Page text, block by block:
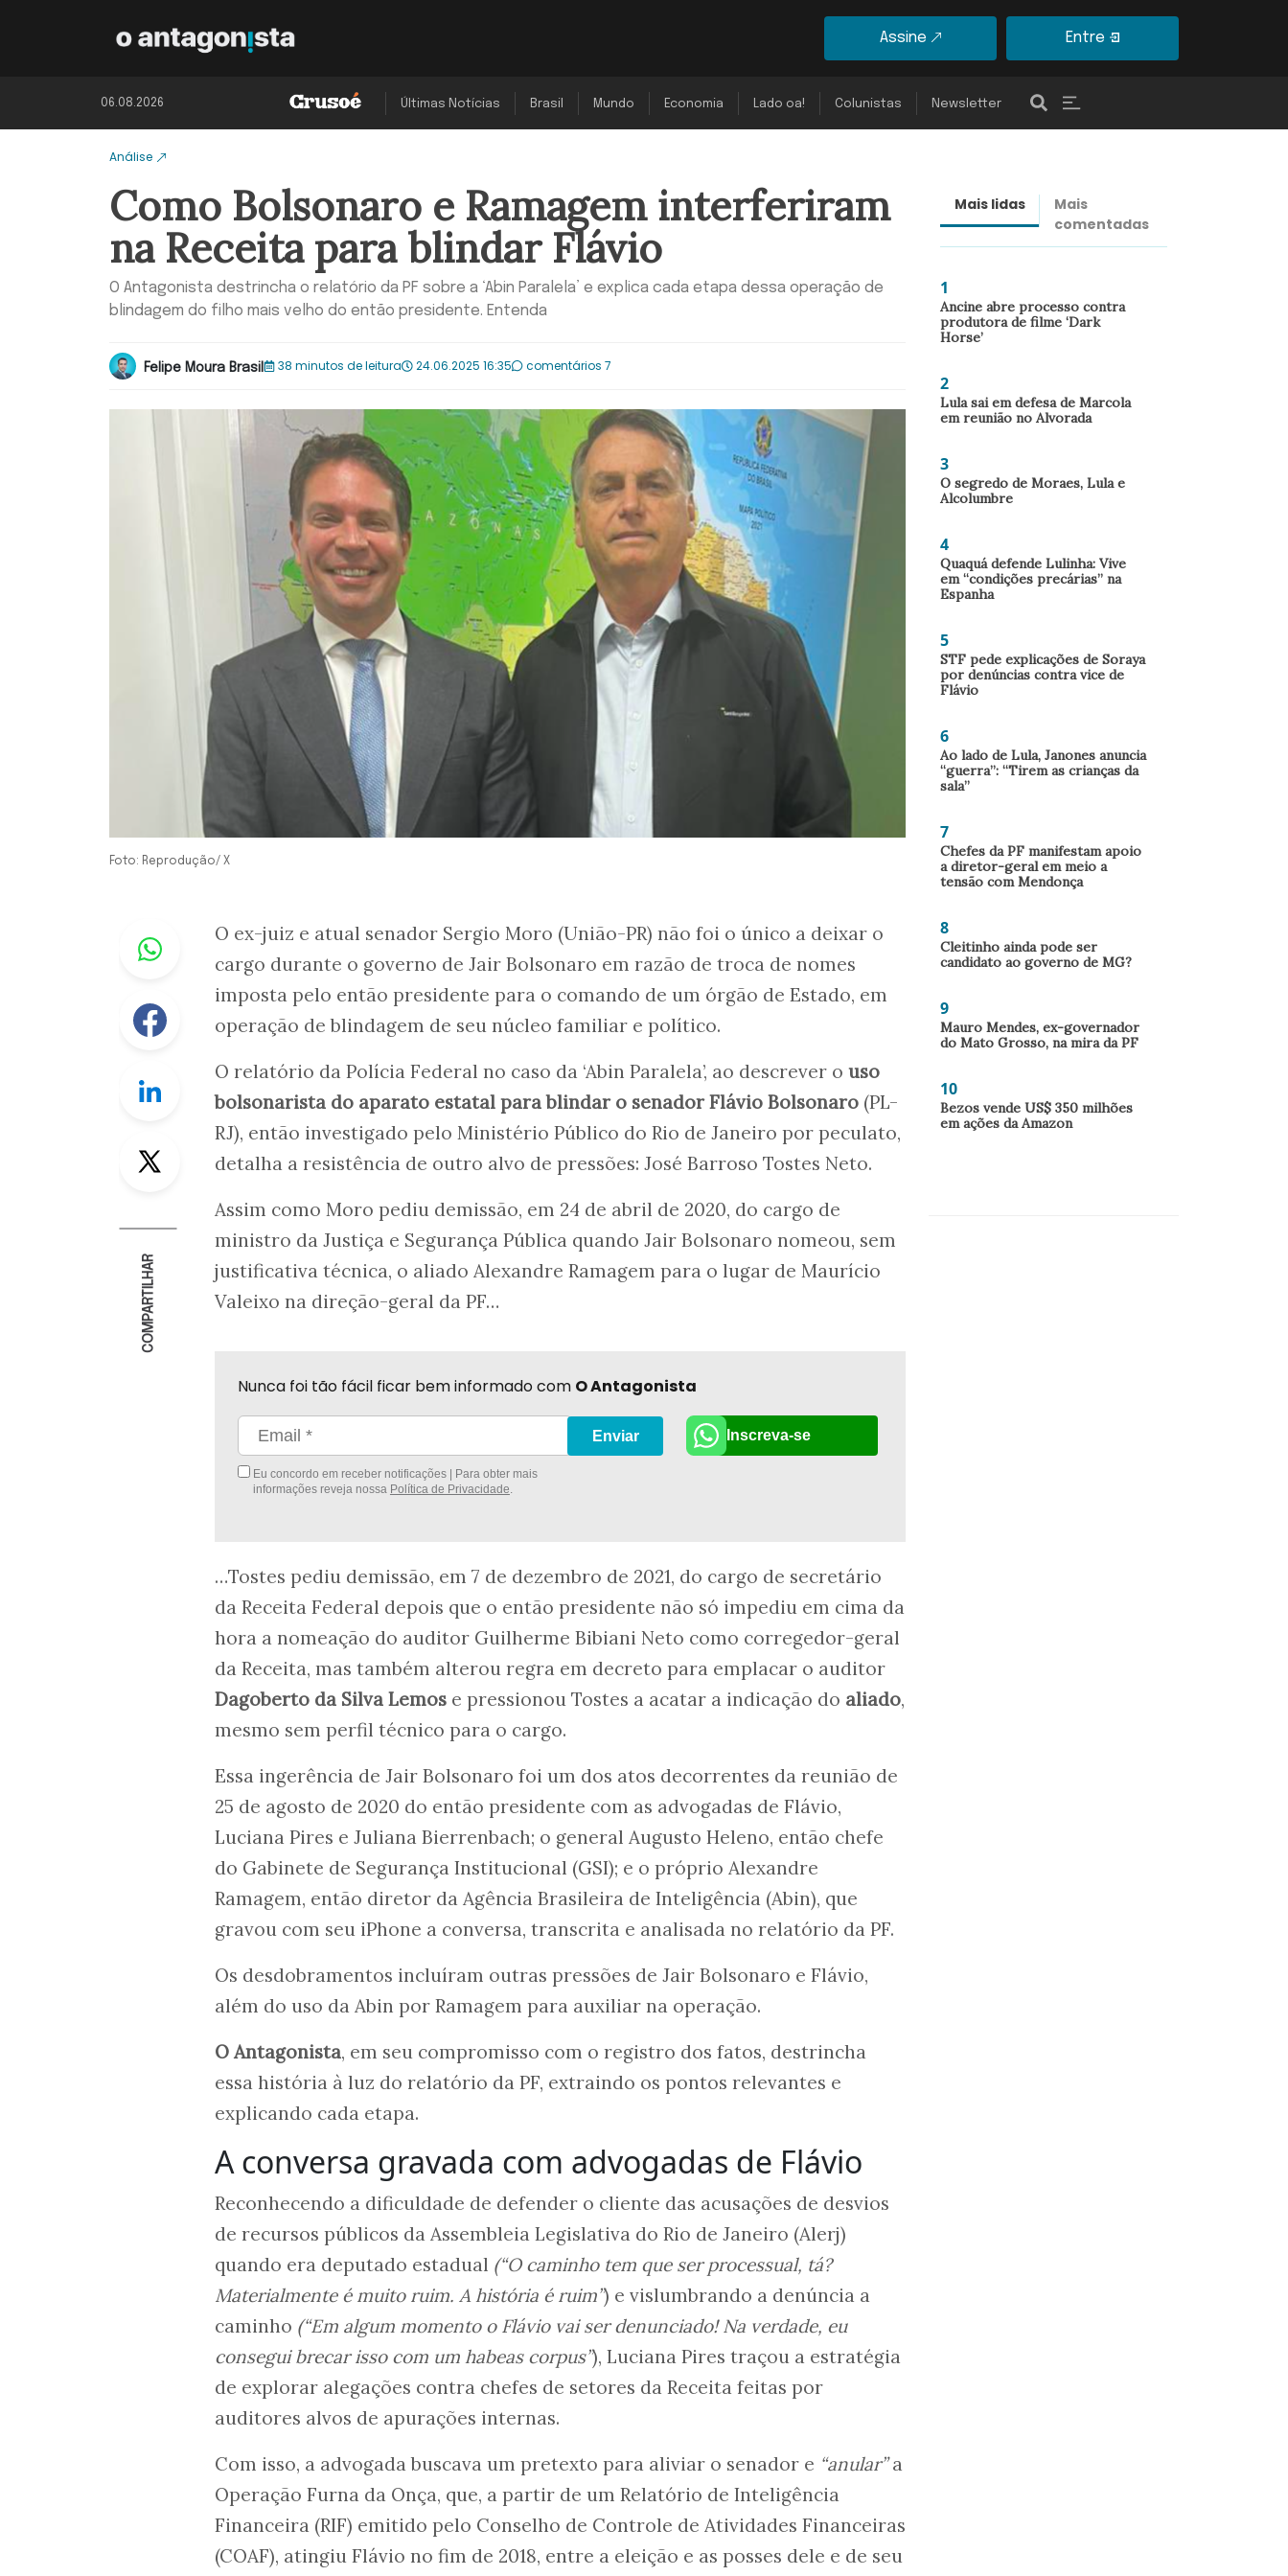
Assine Entre
06.08.2026 Últimas Notícias Brasil Mundo Economia Lado oa! Colunistas Newsletter
Análise
Como Bolsonaro e Ramagem interferiram
na Receita para blindar Flávio
O Antagonista destrincha o relatório da PF sobre a ‘Abin Paralela’ e explica cada etapa dessa operação de
blindagem do filho mais velho do então presidente. Entenda
Felipe Moura Brasil 38 minutos de leitura 24.06.2025 16:35 comentários 7
Foto: Reprodução/ X
Whastapp
Facebook
Linkedin
Twitter
COMPARTILHAR
O ex-juiz e atual senador Sergio Moro (União-PR) não foi o único a deixar o
cargo durante o governo de Jair Bolsonaro em razão de troca de nomes
imposta pelo então presidente para o comando de um órgão de Estado, em
operação de blindagem de seu núcleo familiar e político.
O relatório da Polícia Federal no caso da ‘Abin Paralela’, ao descrever o uso
bolsonarista do aparato estatal para blindar o senador Flávio Bolsonaro (PL-
RJ), então investigado pelo Ministério Público do Rio de Janeiro por peculato,
detalha a resistência de outro alvo de pressões: José Barroso Tostes Neto.
Assim como Moro pediu demissão, em 24 de abril de 2020, do cargo de
ministro da Justiça e Segurança Pública quando Jair Bolsonaro nomeou, sem
justificativa técnica, o aliado Alexandre Ramagem para o lugar de Maurício
Valeixo na direção-geral da PF…
Nunca foi tão fácil ficar bem informado com O Antagonista
Eu concordo em receber notificações | Para obter mais
informações reveja nossa Política de Privacidade.
Enviar Inscreva-se
…Tostes pediu demissão, em 7 de dezembro de 2021, do cargo de secretário
da Receita Federal depois que o então presidente não só impediu em cima da
hora a nomeação do auditor Guilherme Bibiani Neto como corregedor-geral
da Receita, mas também alterou regra em decreto para emplacar o auditor
Dagoberto da Silva Lemos e pressionou Tostes a acatar a indicação do aliado,
mesmo sem perfil técnico para o cargo.
Essa ingerência de Jair Bolsonaro foi um dos atos decorrentes da reunião de
25 de agosto de 2020 do então presidente com as advogadas de Flávio,
Luciana Pires e Juliana Bierrenbach; o general Augusto Heleno, então chefe
do Gabinete de Segurança Institucional (GSI); e o próprio Alexandre
Ramagem, então diretor da Agência Brasileira de Inteligência (Abin), que
gravou com seu iPhone a conversa, transcrita e analisada no relatório da PF.
Os desdobramentos incluíram outras pressões de Jair Bolsonaro e Flávio,
além do uso da Abin por Ramagem para auxiliar na operação.
O Antagonista, em seu compromisso com o registro dos fatos, destrincha
essa história à luz do relatório da PF, extraindo os pontos relevantes e
explicando cada etapa.
A conversa gravada com advogadas de Flávio
Reconhecendo a dificuldade de defender o cliente das acusações de desvios
de recursos públicos da Assembleia Legislativa do Rio de Janeiro (Alerj)
quando era deputado estadual (“O caminho tem que ser processual, tá?
Materialmente é muito ruim. A história é ruim”) e vislumbrando a denúncia a
caminho (“Em algum momento o Flávio vai ser denunciado! Na verdade, eu
consegui brecar isso com um habeas corpus”), Luciana Pires traçou a estratégia
de explorar alegações contra chefes de setores da Receita feitas por
auditores alvos de apurações internas.
Com isso, a advogada buscava um pretexto para aliviar o senador e “anular”a
Operação Furna da Onça, que, a partir de um Relatório de Inteligência
Financeira (RIF) emitido pelo Conselho de Controle de Atividades Financeiras
(COAF), atingiu Flávio no fim de 2018, entre a eleição e as posses dele e de seu
Mais lidas
Mais
comentadas
1
Ancine abre processo contra
produtora de filme ‘Dark
Horse’
2
Lula sai em defesa de Marcola
em reunião no Alvorada
3
O segredo de Moraes, Lula e
Alcolumbre
4
Quaquá defende Lulinha: Vive
em “condições precárias” na
Espanha
5
STF pede explicações de Soraya
por denúncias contra vice de
Flávio
6
Ao lado de Lula, Janones anuncia
“guerra”: “Tirem as crianças da
sala”
7
Chefes da PF manifestam apoio
a diretor-geral em meio a
tensão com Mendonça
8
Cleitinho ainda pode ser
candidato ao governo de MG?
9
Mauro Mendes, ex-governador
do Mato Grosso, na mira da PF
10
Bezos vende US$ 350 milhões
em ações da Amazon